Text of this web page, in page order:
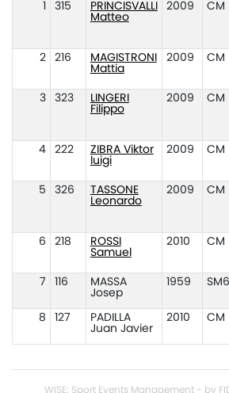
315
PRINCISVALLI
Matteo
2009 CM
2
216
MAGISTRONI
Mattia
2009 CM
3
323
LINGERI
Filippo
2009 CM
4
222
ZIBRA Viktor
luigi
2009 CM
5
326
TASSONE
Leonardo
2009 CM
6
218
ROSSI
Samuel
2010 CM
7
116
MASSA
Josep
1959
8 127
PADILLA
Juan Javier
2010 CM
WISE: Sport Events Management - by